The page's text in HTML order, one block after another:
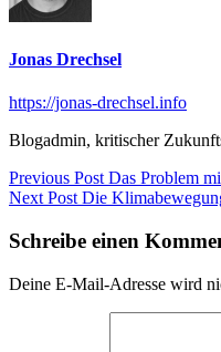
Jonas Drechsel
https://jonas-drechsel.info
Blogadmin, kritischer
Beitragsnavigation
Previous Post Previous
post:
Das Problem
Next Post Next
Die
Schreibe einen
Deine E-Mail-Adresse wird